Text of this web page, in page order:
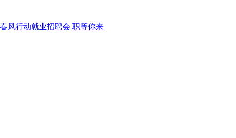
风行动就业招聘会 职等你来